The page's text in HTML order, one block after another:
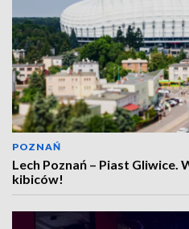
POZNAŃ
Lech Poznań – Piast Gliwice.
kibiców!